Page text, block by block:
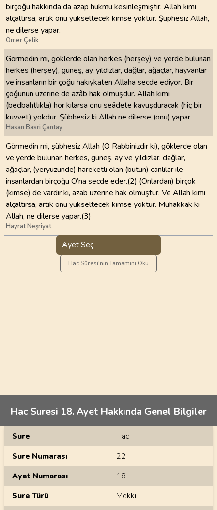
birçoğu hakkında da azap hükmü kesinleşmiştir. Allah kimi
alçaltırsa, artık onu yükseltecek kimse yoktur. Şüphesiz Allah,
ne dilerse yapar.
Ömer Çelik
Görmedin mi, göklerde olan herkes (herşey) ve yerde bulunan
herkes (herşey), güneş, ay, yıldızlar, dağlar, ağaçlar, hayvanlar
ve insanların bir çoğu hakıykaten Allaha secde ediyor. Bir
çoğunun üzerine de azâb hak olmuşdur. Allah kimi
(bedbahtlıkla) hor kılarsa onu seâdete kavuşduracak (hiç bir
kuvvet) yokdur. Şübhesiz ki Allah ne dilerse (onu) yapar.
Hasan Basri Çantay
Görmedin mi, şübhesiz Allah (O Rabbinizdir ki), göklerde olan
ve yerde bulunan herkes, güneş, ay ve yıldızlar, dağlar,
ağaçlar, (yeryüzünde) hareketli olan (bütün) canlılar ile
insanlardan birçoğu O’na secde eder.(2) (Onlardan) birçok
(kimse) de vardır ki, azab üzerine hak olmuştur. Ve Allah kimi
alçaltırsa, artık onu yükseltecek kimse yoktur. Muhakkak ki
Allah, ne dilerse yapar.(3)
Hayrat Neşriyat
Ayet Seç
Hac Sûresi'nin Tamamını Oku
Hac Suresi 18. Ayet Hakkında Genel Bilgiler
Genel Bilgiler
Sure
Hac
Sure Numarası
22
Ayet Numarası
18
Sure Türü
Mekki